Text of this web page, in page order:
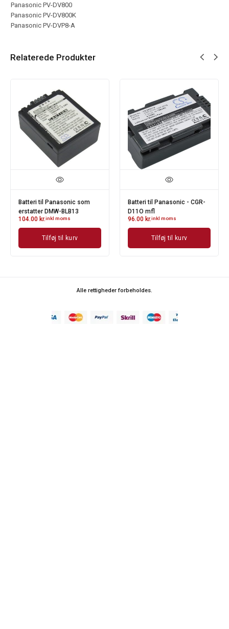
Panasonic PV-DV800
Panasonic PV-DV800K
Panasonic PV-DVP8-A
Relaterede Produkter
Batteri til Panasonic som
erstatter DMW-BLB13
104.00 kr.inkl moms
Tilføj til kurv
Batteri til Panasonic - CGR-
D11O mfl
96.00 kr.inkl moms
Tilføj til kurv
Alle rettigheder forbeholdes.